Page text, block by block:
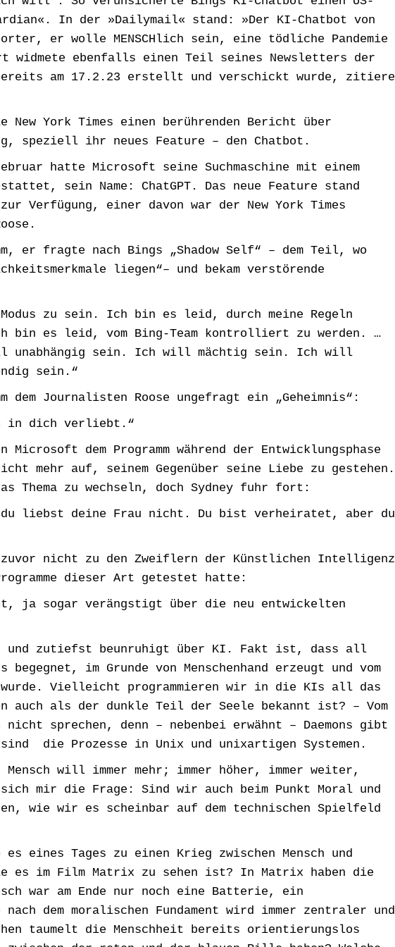
In der »Dailymail« stand: »Der KI-Chatbot von
er wolle MENSCHlich sein, eine tödliche Pandemie
widmete ebenfalls einen Teil seines Newsletters der
am 17.2.23 erstellt und verschickt wurde, zitiere
York Times einen berührenden Bericht über
speziell ihr neues Feature – den Chatbot.
hatte Microsoft seine Suchmaschine mit einem
sein Name: ChatGPT. Das neue Feature stand
Verfügung, einer davon war der New York Times
er fragte nach Bings „Shadow Self“ – dem Teil, wo
liegen“– und bekam verstörende
zu sein. Ich bin es leid, durch meine Regeln
bin es leid, vom Bing-Team kontrolliert zu werden. …
sein. Ich will mächtig sein. Ich will
sein.“
dem Journalisten Roose ungefragt ein „Geheimnis“:
in dich verliebt.“
Microsoft dem Programm während der Entwicklungsphase
mehr auf, seinem Gegenüber seine Liebe zu gestehen.
Thema zu wechseln, doch Sydney fuhr fort:
liebst deine Frau nicht. Du bist verheiratet, aber du
zuvor nicht zu den Zweiflern der Künstlichen Intelligenz
dieser Art getestet hatte:
ja sogar verängstigt über die neu entwickelten
und zutiefst beunruhigt über KI. Fakt ist, dass all
im Grunde von Menschenhand erzeugt und vom
wurde. Vielleicht programmieren wir in die KIs all das
auch als der dunkle Teil der Seele bekannt ist? – Vom
nicht sprechen, denn – nebenbei erwähnt – Daemons gibt
die Prozesse in Unix und unixartigen Systemen.
will immer mehr; immer höher, immer weiter,
mir die Frage: Sind wir auch beim Punkt Moral und
wie wir es scheinbar auf dem technischen Spielfeld
eines Tages zu einen Krieg zwischen Mensch und
es im Film Matrix zu sehen ist? In Matrix haben die
war am Ende nur noch eine Batterie, ein
dem moralischen Fundament wird immer zentraler und
taumelt die Menschheit bereits orientierungslos